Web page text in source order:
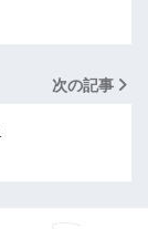
次の記事